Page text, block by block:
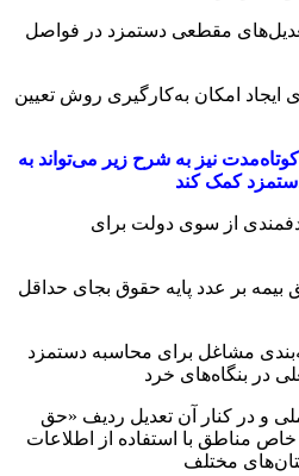
مقطعی دستمزد در فواصل
ایجاد امکان به‌کارگیری روش تعیین
نیز به شرح زیر می‌تواند به
کمک کند
از سوی دولت برای
بر عدد پایه حقوق بجای حداقل
مشاغل برای محاسبه دستمزد
در بنگاه‌های خرد
و در کنار آن تعدیل ردیف «حق
مناطق با استفاده از اطلاعات
مختلف